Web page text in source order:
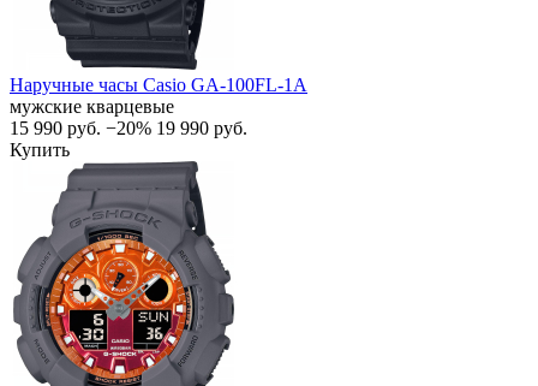
Наручные часы Casio GA-100FL-1A
мужские кварцевые
15 990 руб. −20% 19 990 руб.
Купить